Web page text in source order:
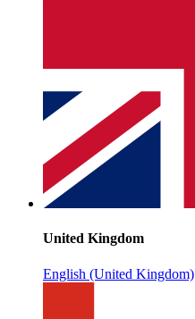
United Kingdom
English (United Kingdom)